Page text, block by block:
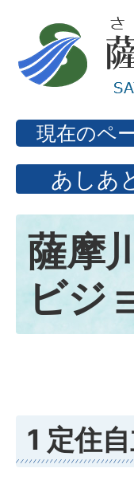
現在のペ
あしあ
薩摩
ビジ
1 定住